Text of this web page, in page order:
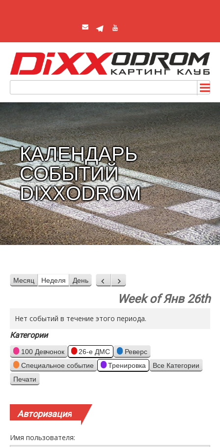
КАЛЕНДАРЬ
СОБЫТИЙ
DIXXODROM
Месяц Неделя День Назад
Вперед
Week of Янв 26th
Нет событий в течение этого периода.
Категории
100 Девчонок 26-е ДМС
Реверс
Специальное событие
Тренировка Все Категории
Просмотр
Печати
Авторизация
Имя пользователя: